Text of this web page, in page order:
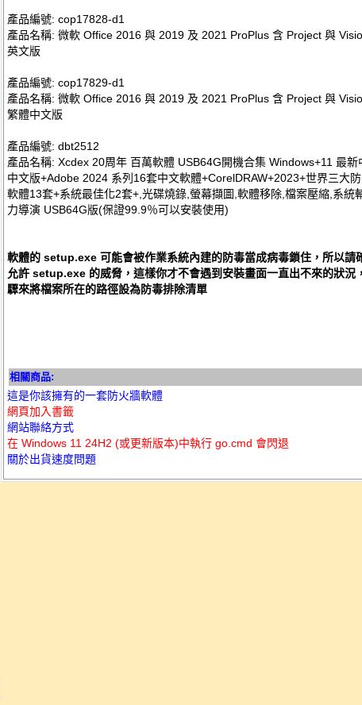
產品編號: cop17828-d1
產品名稱: 微軟 Office 2016 與 2019 及 2021 ProPlus 含 Project 與
英文版
產品編號: cop17829-d1
產品名稱: 微軟 Office 2016 與 2019 及 2021 ProPlus 含 Project 與
繁體中文版
產品編號: dbt2512
產品名稱: Xcdex 20周年 百萬軟體 USB64G開機合集 Windows+11 最新
中文版+Adobe 2024 系列16套中文軟體+CorelDRAW+2023+世界三大
軟體13套+系統最佳化2套+,光碟燒錄,螢幕擷圖,軟體移除,檔案壓縮,系統
力導演 USB64G版(保證99.9％可以安裝使用)
軟體的 setup.exe 可能會被作業系統內建的防毒當成病毒鎖住，所以請
允許 setup.exe 的威脅，這樣你才不會遇到安裝畫面一直出不來的狀況
驟來將檔案所在的路徑設為防毒排除清單
相關商品:
這是你該擁有的一套防火牆軟體
網頁加入書籤
網站聯絡方式
在 Windows 11 24H2 (或更新版本)中執行 go.cmd 會閃退
關於出貨速度問題